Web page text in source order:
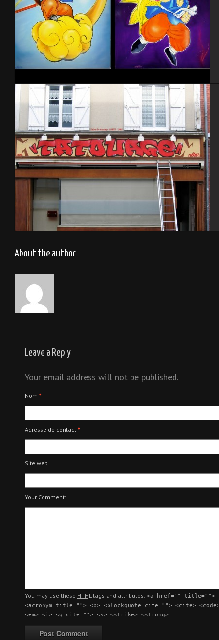
About the author
Leave a Reply
Your email address will not be published.
Nom *
Adresse de contact *
Site web
Your Comment:
You may use these HTMLtags and attributes: <a href="" title="">
<acronym title=""> <b> <blockquote cite=""> <cite>
<em> <i> <q cite=""> <s> <strike> <strong>